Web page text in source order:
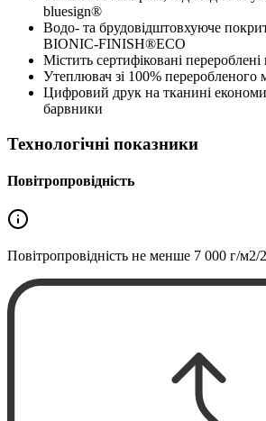
bluesign®
Водо- та брудовідштовхуюче
BIONIC-FINISH®ECO
Містить сертифіковані перероблені
Утеплювач зі 100% переробленого
Цифровий друк на тканині
барвники
Технологічні показники
Повітропровідність
Повітропровідність не менше 7 000 г/м2/